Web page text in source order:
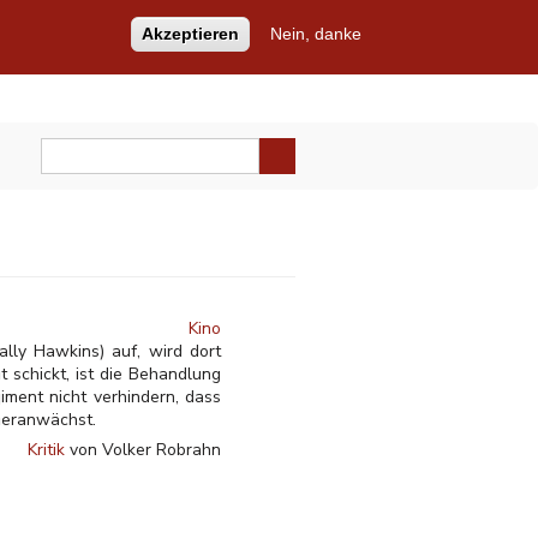
Akzeptieren Nein, danke
Kino
Hawkins) auf, wird dort
schickt, ist die Behandlung
nicht verhindern, dass
Kritik von Volker Robrahn